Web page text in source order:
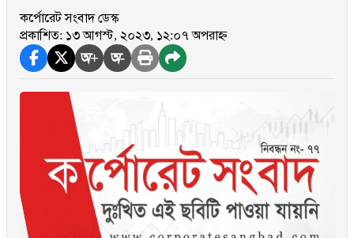
কর্পোরেট সংবাদ ডেস্ক
প্রকাশিত: ১৩ আগস্ট, ২০২৩, ১২:০৭ অপরাহ্ন
অ+ অ-